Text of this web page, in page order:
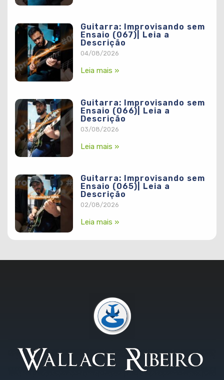
Guitarra: Improvisando sem
Ensaio (067)| Leia a
Descrição
04/08/2026
Leia mais »
Guitarra: Improvisando sem
Ensaio (066)| Leia a
Descrição
03/08/2026
Leia mais »
Guitarra: Improvisando sem
Ensaio (065)| Leia a
Descrição
02/08/2026
Leia mais »